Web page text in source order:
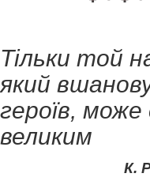
Тільки той
який
героїв,
великим
К.